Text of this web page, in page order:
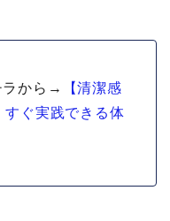
ラから→
【清潔感
すぐ実践できる体